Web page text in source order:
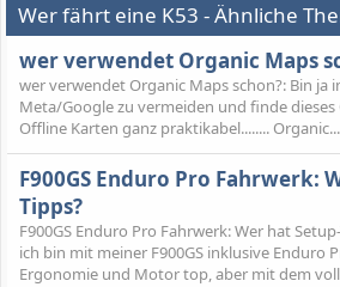
Wer fährt eine K53 - Ähnliche
wer verwendet Organic Maps
wer verwendet Organic Maps schon?: Bin ja
Meta/Google zu vermeiden und finde
Offline Karten ganz praktikabel........ Organic...
F900GS Enduro Pro Fahrwerk:
Tipps?
F900GS Enduro Pro Fahrwerk: Wer hat
ich bin mit meiner F900GS inklusive Enduro
Ergonomie und Motor top, aber mit dem